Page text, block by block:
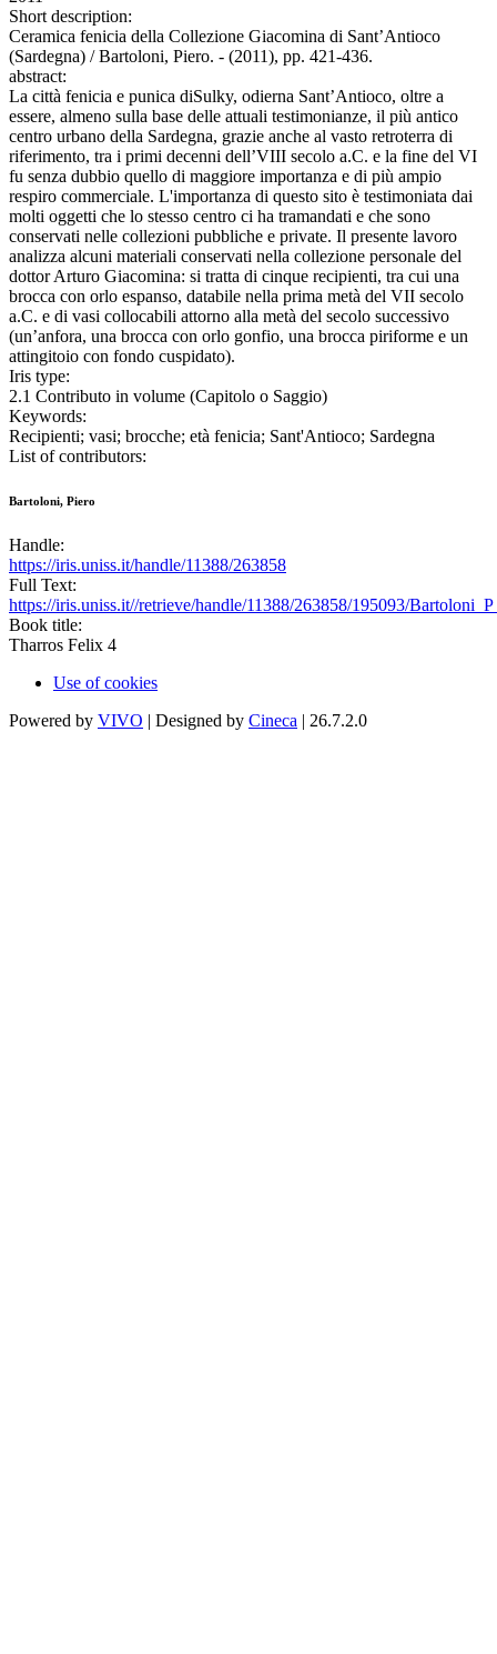
Short description:
Ceramica fenicia della Collezione Giacomina di Sant’Antioco
(Sardegna) / Bartoloni, Piero. - (2011), pp. 421-436.
abstract:
La città fenicia e punica diSulky, odierna Sant’Antioco, oltre a
essere, almeno sulla base delle attuali testimonianze, il più antico
centro urbano della Sardegna, grazie anche al vasto retroterra di
riferimento, tra i primi decenni dell’VIII secolo a.C. e la fine del VI
fu senza dubbio quello di maggiore importanza e di più ampio
respiro commerciale. L'importanza di questo sito è testimoniata dai
molti oggetti che lo stesso centro ci ha tramandati e che sono
conservati nelle collezioni pubbliche e private. Il presente lavoro
analizza alcuni materiali conservati nella collezione personale del
dottor Arturo Giacomina: si tratta di cinque recipienti, tra cui una
brocca con orlo espanso, databile nella prima metà del VII secolo
a.C. e di vasi collocabili attorno alla metà del secolo successivo
(un’anfora, una brocca con orlo gonfio, una brocca piriforme e un
attingitoio con fondo cuspidato).
Iris type:
2.1 Contributo in volume (Capitolo o Saggio)
Keywords:
Recipienti; vasi; brocche; età fenicia; Sant'Antioco; Sardegna
List of contributors:
Bartoloni, Piero
Handle:
https://iris.uniss.it/handle/11388/263858
Full Text:
https://iris.uniss.it//retrieve/handle/11388/263858/195093/
Book title:
Tharros Felix 4
Use of cookies
Powered by VIVO | Designed by Cineca | 26.7.2.0